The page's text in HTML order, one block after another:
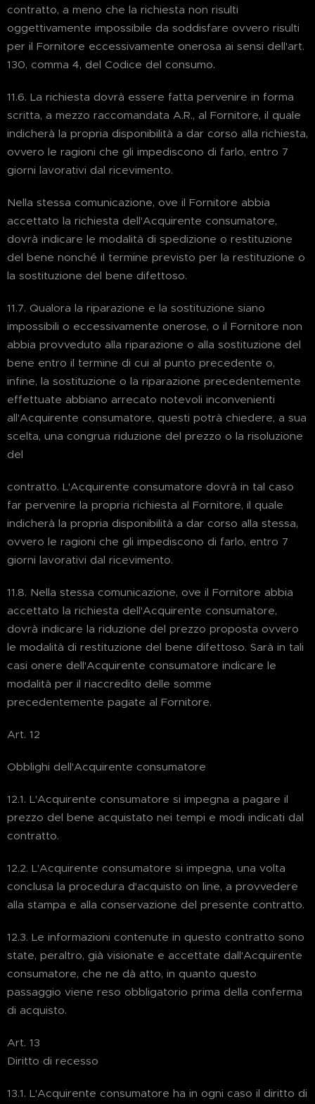
contratto, a meno che la richiesta non risulti
oggettivamente impossibile da soddisfare ovvero risulti
per il Fornitore eccessivamente onerosa ai sensi dell'art.
130, comma 4, del Codice del consumo.
11.6. La richiesta dovrà essere fatta pervenire in forma
scritta, a mezzo raccomandata A.R., al Fornitore, il quale
indicherà la propria disponibilità a dar corso alla richiesta,
ovvero le ragioni che gli impediscono di farlo, entro 7
giorni lavorativi dal ricevimento.
Nella stessa comunicazione, ove il Fornitore abbia
accettato la richiesta dell'Acquirente consumatore,
dovrà indicare le modalità di spedizione o restituzione
del bene nonché il termine previsto per la restituzione o
la sostituzione del bene difettoso.
11.7. Qualora la riparazione e la sostituzione siano
impossibili o eccessivamente onerose, o il Fornitore non
abbia provveduto alla riparazione o alla sostituzione del
bene entro il termine di cui al punto precedente o,
infine, la sostituzione o la riparazione precedentemente
effettuate abbiano arrecato notevoli inconvenienti
all'Acquirente consumatore, questi potrà chiedere, a sua
scelta, una congrua riduzione del prezzo o la risoluzione
del
contratto. L'Acquirente consumatore dovrà in tal caso
far pervenire la propria richiesta al Fornitore, il quale
indicherà la propria disponibilità a dar corso alla stessa,
ovvero le ragioni che gli impediscono di farlo, entro 7
giorni lavorativi dal ricevimento.
11.8. Nella stessa comunicazione, ove il Fornitore abbia
accettato la richiesta dell'Acquirente consumatore,
dovrà indicare la riduzione del prezzo proposta ovvero
le modalità di restituzione del bene difettoso. Sarà in tali
casi onere dell'Acquirente consumatore indicare le
modalità per il riaccredito delle somme
precedentemente pagate al Fornitore.
Art. 12
Obblighi dell'Acquirente consumatore
12.1. L'Acquirente consumatore si impegna a pagare il
prezzo del bene acquistato nei tempi e modi indicati dal
contratto.
12.2. L'Acquirente consumatore si impegna, una volta
conclusa la procedura d'acquisto on line, a provvedere
alla stampa e alla conservazione del presente contratto.
12.3. Le informazioni contenute in questo contratto sono
state, peraltro, già visionate e accettate dall'Acquirente
consumatore, che ne dà atto, in quanto questo
passaggio viene reso obbligatorio prima della conferma
di acquisto.
Art. 13
Diritto di recesso
13.1. L'Acquirente consumatore ha in ogni caso il diritto di